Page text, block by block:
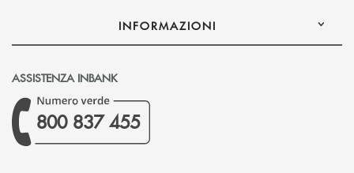
INFORMAZIONI
ASSISTENZA INBANK
800 837 455